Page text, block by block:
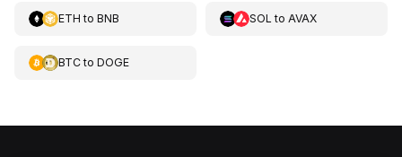
ETH to BNB SOL to AVAX
BTCto DOGE